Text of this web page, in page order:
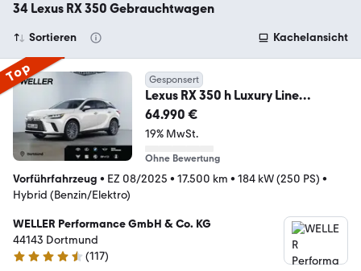
34 Lexus RX 350 Gebrauchtwagen
Sortieren Kachelansicht
Top Gesponsert
Lexus RX 350 h Luxury Line
*360*HUD*Navi*Pano
64.990 €
19% MwSt.
Ohne Bewertung
Vorführfahrzeug • EZ 08/2025 • 17.500 km • 184 kW (250 PS) •
Hybrid (Benzin/Elektro)
WELLER Performance GmbH & Co. KG
44143 Dortmund
4.6 Sterne
(117)